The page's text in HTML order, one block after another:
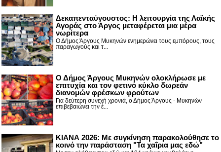
Δεκαπενταύγουστος: H λειτουργία της Λαϊκής
Αγοράς στο Άργος μεταφέρεται μια μέρα
νωρίτερα
Ο Δήμος Άργους Μυκηνών ενημερώνει τους εμπόρους, τους
παραγωγούς και τ...
Ο Δήμος Άργους Μυκηνών ολοκλήρωσε με
επιτυχία και τον φετινό κύκλο δωρεάν
διανομών φρέσκων φρούτων
Για δεύτερη συνεχή χρονιά, ο Δήμος Άργους - Μυκηνών
επιβεβαιώνει την έ...
ΚΙΑΝΑ 2026: Με συγκίνηση παρακολούθησε το
κοινό την παράσταση "Τα χαΐρια μας εδώ"